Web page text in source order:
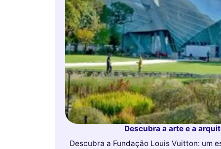
Descubra a arte e a
Descubra a Fundação Louis Vuitton: um